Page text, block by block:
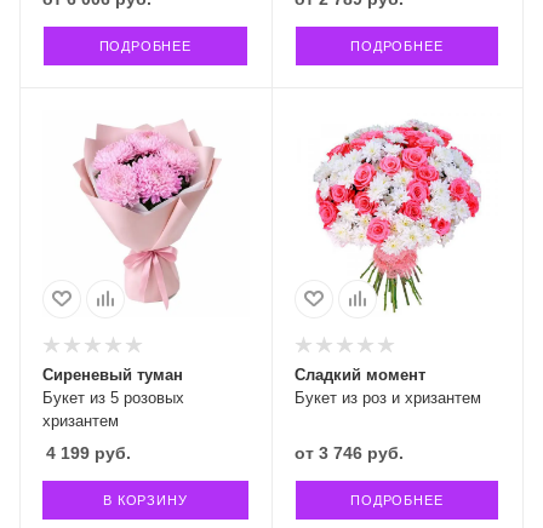
ПОДРОБНЕЕ ПОДРОБНЕЕ
Букет из 5 розовых
хризантем
Сиреневый туман
4 199 руб.
В КОРЗИНУ
Букет из роз и хризантем
Сладкий момент
от 3 746 руб.
ПОДРОБНЕЕ